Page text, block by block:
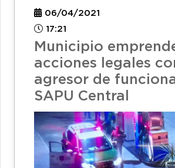
06/04/2021
17:21
Municipio
acciones legales
agresor de
SAPU Central